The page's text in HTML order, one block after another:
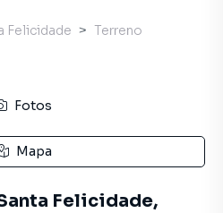
Felicidade
Terreno
Fotos
Mapa
Felicidade,